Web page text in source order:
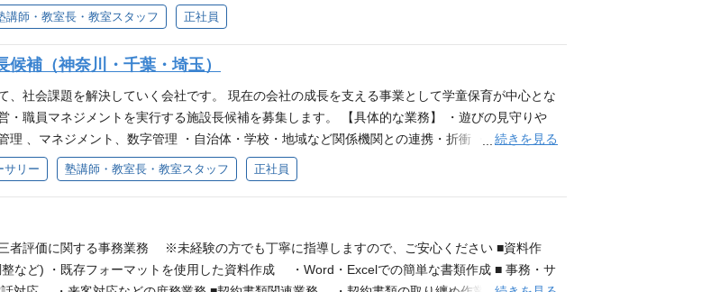
生までの児童の成長をサポートし、こども達の成長を日々感じられるやりがいのあるお仕事で
求める人物像 ・学童指導員としてキャリアアップを目指したい方 ・地域に根差した社会貢献
歓迎！】 ・児童福祉施設における5年以上の勤務経験 ・児童福祉法に基づく事業に5年以上携
経験5年以上 採用会社 株式会社 学研ココファン・ナーサリー https://nursery.cocofump.co.jp/c
営および子育て支援事業。 学童事業は近年急成長中。 所在地 〒141-0031 東京都品川区西五反
講師・教室長・教室スタッフ 正社員
補（神奈川・千葉・埼玉）
社会課題を解決していく会社です。 現在の会社の成長を支える事業として学童保育が中心とな
・職員マネジメントを実行する施設長候補を募集します。 【具体的な業務】 ・遊びの見守りや
、マネジメント、数字管理 ・自治体・学校・地域など関係機関との連携・折衝 ・本部との連
生までの児童の成長をサポートし、こども達の成長を日々感じられるやりがいのあるお仕事で
求める人物像 ・学童指導員としてキャリアアップを目指したい方 ・地域に根差した社会貢献
歓迎！】 ・児童福祉施設における5年以上の勤務経験 ・児童福祉法に基づく事業に5年以上携
経験5年以上 採用会社 株式会社 学研ココファン・ナーサリー https://nursery.cocofump.co.jp/c
営および子育て支援事業。 学童事業は近年急成長中。 所在地 〒141-0031 東京都品川区西五反
続きを見る
サリー 塾講師・教室長・教室スタッフ 正社員
評価に関する事務業務 ※未経験の方でも丁寧に指導しますので、ご安心ください ■資料作
など) ・既存フォーマットを使用した資料作成 ・Word・Excelでの簡単な書類作成 ■ 事務・サ